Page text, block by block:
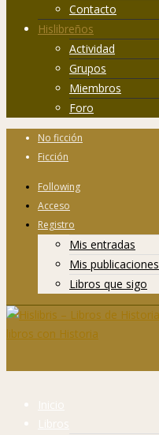
Contacto
Hislibreños
Actividad
Grupos
Miembros
Foro
No ficción
Ficción
Following
Acceso
Registro
Mis entradas
Mis publicaciones
Libros que sigo
Inicio
Libros